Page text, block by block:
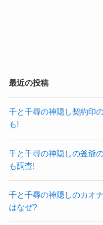
最近の投稿
千と千尋の神隠し契約印
も!
千と千尋の神隠しの釜爺
も調査!
千と千尋の神隠しのカオ
はなぜ?